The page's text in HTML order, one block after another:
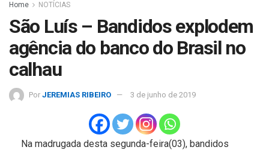
Home NOTÍCIAS
São Luís – Bandidos explodem
agência do banco do Brasil no
calhau
Por JEREMIAS RIBEIRO 3 de junho de 2019
Na madrugada desta segunda-feira(03), bandidos